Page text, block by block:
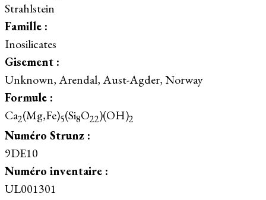
Strahlstein
Famille :
Inosilicates
Gisement :
Unknown, Arendal, Aust-Agder, Norway
Formule :
Ca2(Mg,Fe)5(Si8O22)(OH)2
Numéro Strunz :
9DE10
Numéro inventaire :
UL001301